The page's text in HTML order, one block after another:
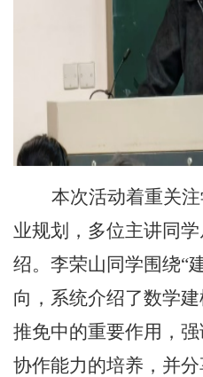
本次活动着重关
业规划，多位主讲同
绍。李荣山同学围绕“
向，系统介绍了数学
推免中的重要作用，
协作能力的培养，并